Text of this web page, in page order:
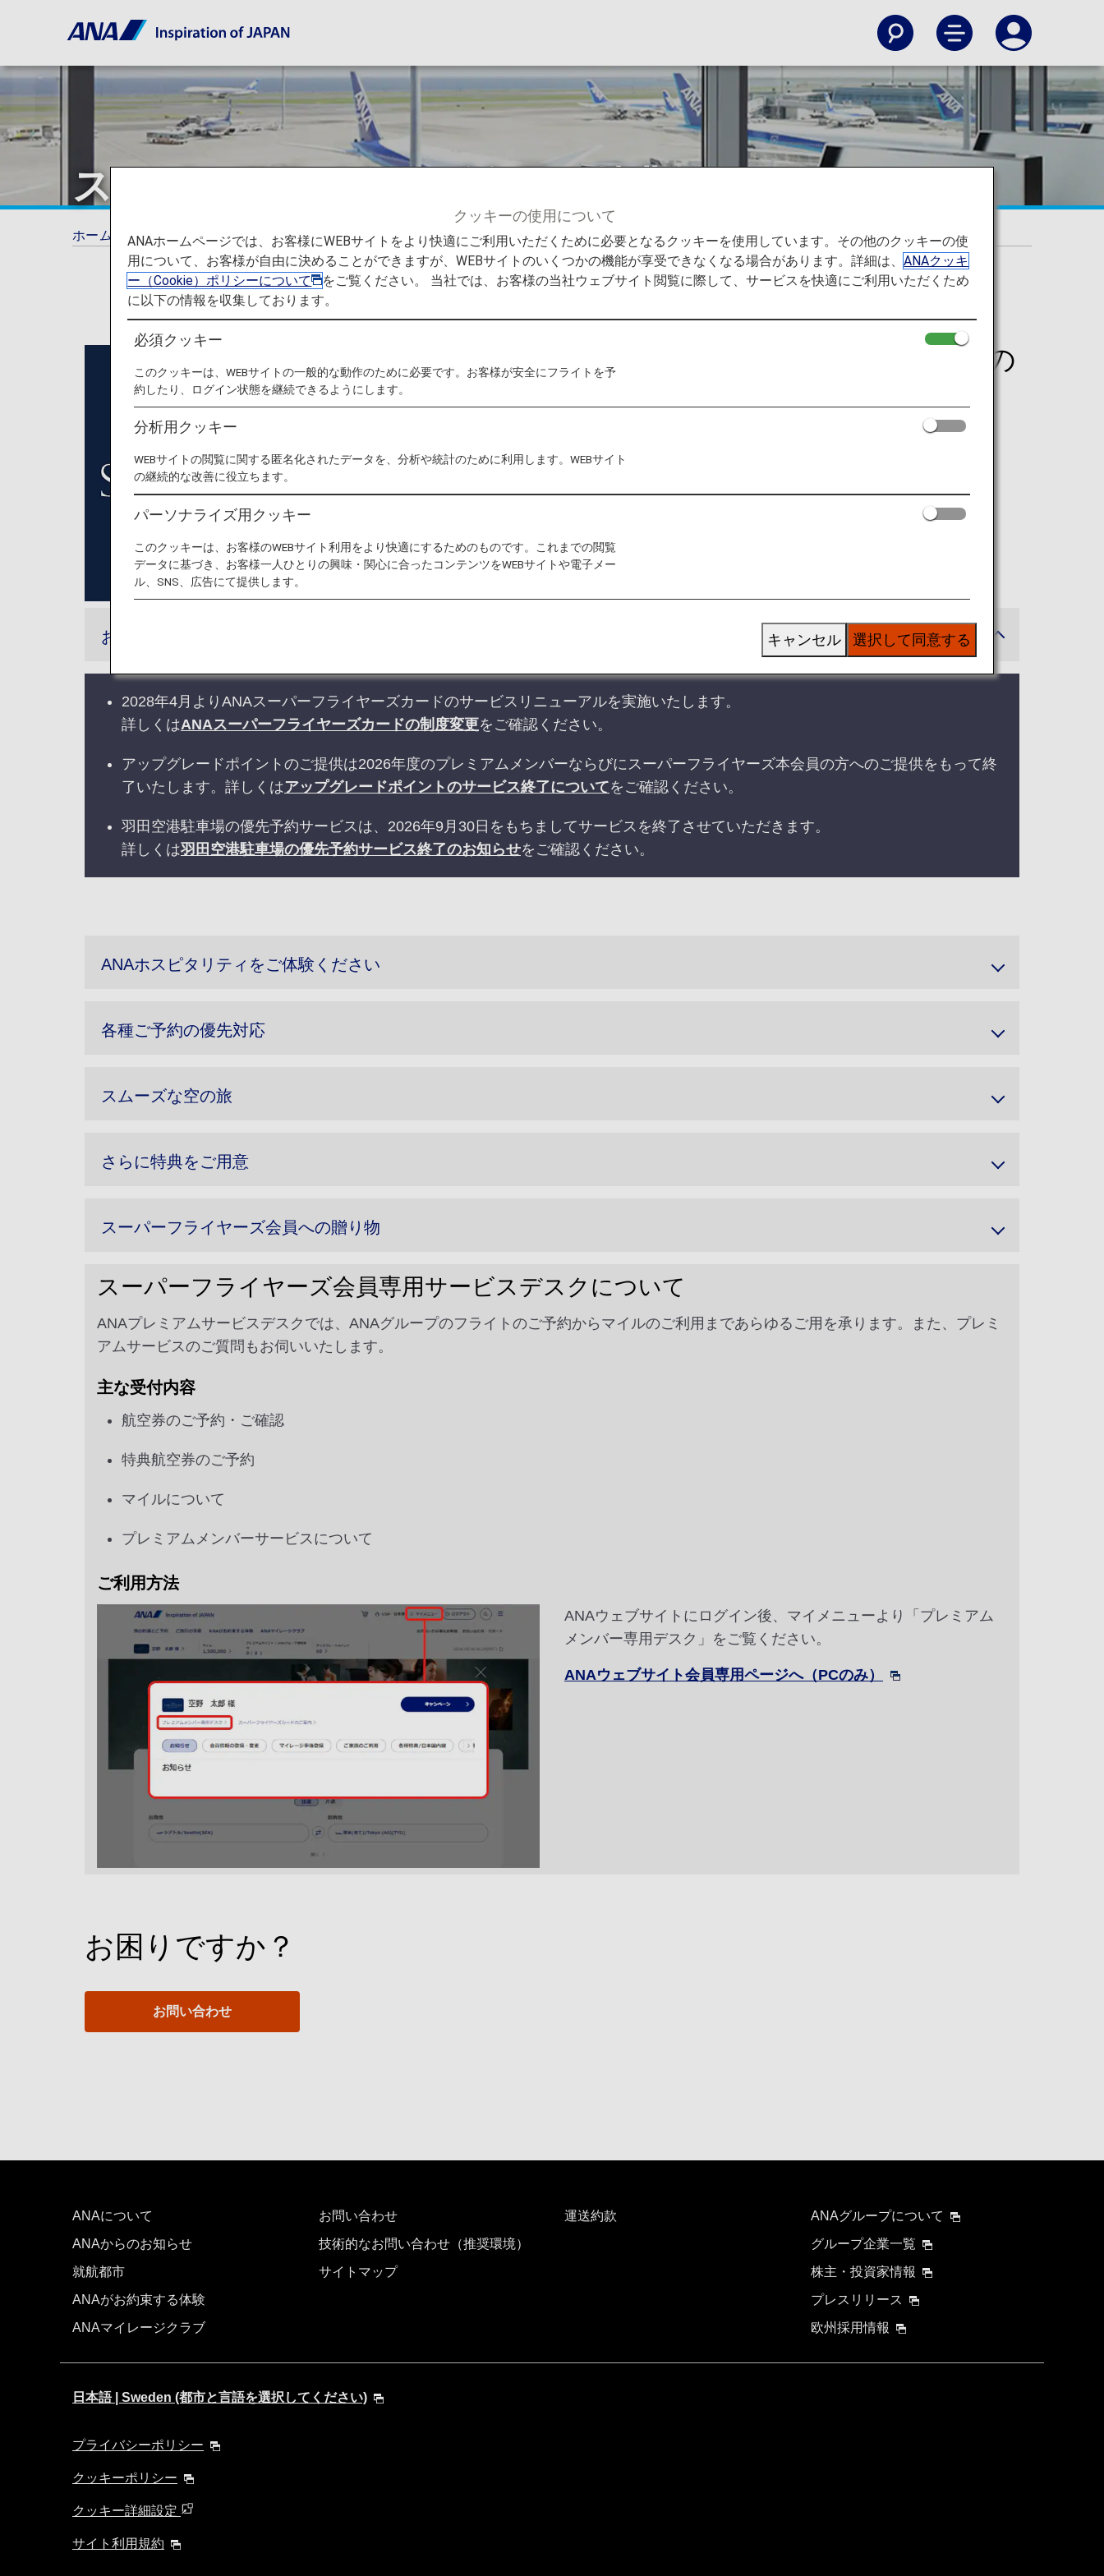
スーパーフライヤーズ会員の特典
ホーム ANAマイレージクラブ スーパーフライヤーズ会員の特典
ANAスーパーフライヤーズ会員の
特典
スーパーフライヤーズ会員限定の特典をご利用いただけます。
スーパーフライヤーズカードについて
お知らせ
2028年4月よりANAスーパーフライヤーズカードのサービスリニューアルを実施いたします。
詳しくはANAスーパーフライヤーズカードの制度変更をご確認ください。
アップグレードポイントのご提供は2026年度のプレミアムメンバーならびにスーパーフライヤーズ本会員の方へのご提供をもって終
了いたします。詳しくはアップグレードポイントのサービス終了についてをご確認ください。
羽田空港駐車場の優先予約サービスは、2026年9月30日をもちましてサービスを終了させていただきます。
詳しくは羽田空港駐車場の優先予約サービス終了のお知らせをご確認ください。
ANAホスピタリティをご体験ください
各種ご予約の優先対応
スムーズな空の旅
さらに特典をご用意
スーパーフライヤーズ会員への贈り物
スーパーフライヤーズ会員専用サービスデスクについて
ANAプレミアムサービスデスクでは、ANAグループのフライトのご予約からマイルのご利用まであらゆるご用を承ります。また、プレミ
アムサービスのご質問もお伺いいたします。
主な受付内容
航空券のご予約・ご確認
特典航空券のご予約
マイルについて
プレミアムメンバーサービスについて
ご利用方法
ANAウェブサイトにログイン後、マイメニューより「プレミアム
メンバー専用デスク」をご覧ください。
ANAウェブサイト会員専用ページへ（PCのみ）
お困りですか？
お問い合わせ
ANAについて
ANAからのお知らせ
就航都市
ANAがお約束する体験
ANAマイレージクラブ
お問い合わせ
技術的なお問い合わせ（推奨環境）
サイトマップ
運送約款
ANAグループについて
グループ企業一覧
株主・投資家情報
プレスリリース
欧州採用情報
日本語 | Sweden (都市と言語を選択してください)
プライバシーポリシー
クッキーポリシー
クッキー詳細設定
サイト利用規約
クッキーの使用について
ANAホームページでは、お客様にWEBサイトをより快適にご利用いただくために必要となるクッキーを使用しています。その他のクッキーの使
用について、お客様が自由に決めることができますが、WEBサイトのいくつかの機能が享受できなくなる場合があります。詳細は、ANAクッキ
ー（Cookie）ポリシーについて
をご覧ください。 当社では、お客様の当社ウェブサイト閲覧に際して、サービスを快適にご利用いただくため
に以下の情報を収集しております。
必須クッキー
このクッキーは、WEBサイトの一般的な動作のために必要です。お客様が安全にフライトを予
約したり、ログイン状態を継続できるようにします。
分析用クッキー
WEBサイトの閲覧に関する匿名化されたデータを、分析や統計のために利用します。WEBサイト
の継続的な改善に役立ちます。
パーソナライズ用クッキー
このクッキーは、お客様のWEBサイト利用をより快適にするためのものです。これまでの閲覧
データに基づき、お客様一人ひとりの興味・関心に合ったコンテンツをWEBサイトや電子メー
ル、SNS、広告にて提供します。
選択して同意する
キャンセル